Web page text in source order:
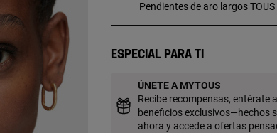
Pendientes de aro largos
mm. Pieza fabricada con plata
micras de espesor. Esta calidad
una mayor durabilidad de la
Especial para ti
ÚNETE A MYTOUS
Recibe recompensas, entérate
beneficios exclusivos—hechos
ahora y accede a ofertas